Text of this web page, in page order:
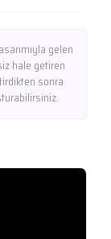
gelen
hale getiren
sonra